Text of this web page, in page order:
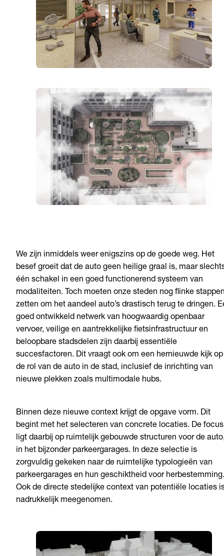
We zijn inmiddels weer enigszins op de goede weg. Het
besef groeit dat de auto geen heilige graal is, maar
één schakel in een goed functionerend systeem van
modaliteiten. Toch moeten onze steden nog flinke
zetten om het aandeel auto’s drastisch terug te dringen.
goed ontwikkeld netwerk van hoogwaardig openbaar
vervoer, veilige en aantrekkelijke fietsinfrastructuur en
beloopbare stadsdelen zijn daarbij essentiële
succesfactoren. Dit vraagt ook om een hernieuwde kijk op
de rol van de auto in de stad, inclusief de inrichting van
nieuwe plekken zoals multimodale hubs.
Binnen deze nieuwe context krijgt de opgave vorm. Dit
begint met het selecteren van concrete locaties. De focus
ligt daarbij op ruimtelijk gebouwde structuren voor de
in het bijzonder parkeergarages. In deze selectie is
zorgvuldig gekeken naar de ruimtelijke typologieën van
parkeergarages en hun geschiktheid voor herbestemming.
Ook de directe stedelijke context van potentiële locaties
nadrukkelijk meegenomen.